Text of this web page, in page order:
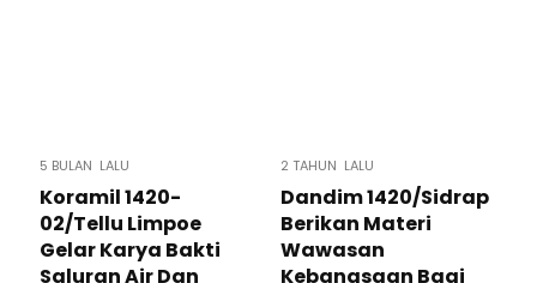
5 BULAN LALU
Koramil 1420-
02/Tellu Limpoe
Gelar Karya Bakti
Saluran Air Dan
2 TAHUN LALU
Dandim 1420/Sidrap
Berikan Materi
Wawasan
Kebangsaan Bagi